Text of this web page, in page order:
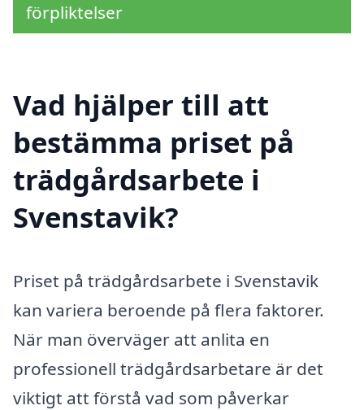
förpliktelser
Vad hjälper till att
bestämma priset på
trädgårdsarbete i
Svenstavik?
Priset på trädgårdsarbete i Svenstavik
kan variera beroende på flera faktorer.
När man överväger att anlita en
professionell trädgårdsarbetare är det
viktigt att förstå vad som påverkar